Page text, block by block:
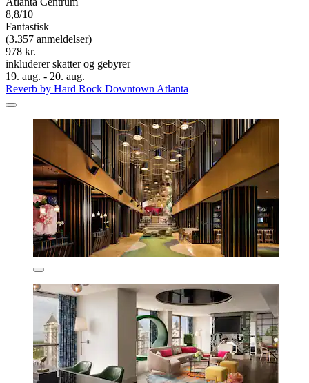
8,8/10
Fantastisk
(3.357 anmeldelser)
978 kr.
inkluderer skatter og gebyrer
19. aug. - 20. aug.
Reverb by Hard Rock Downtown Atlanta